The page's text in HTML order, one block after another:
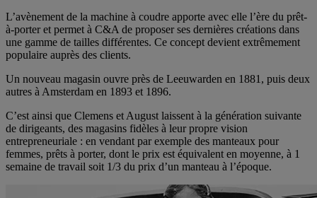
L’avènement de la machine à coudre apporte avec elle l’ère du prêt-
à-porter et permet à C&A de proposer ses dernières créations dans
une gamme de tailles différentes. Ce concept devient extrêmement
populaire auprès des clients.
Un nouveau magasin ouvre près de Leeuwarden en 1881, puis deux
autres à Amsterdam en 1893 et 1896.
C’est ainsi que Clemens et August laissent à la génération suivante
de dirigeants, des magasins fidèles à leur propre vision
entrepreneuriale : en vendant par exemple des manteaux pour
femmes, prêts à porter, dont le prix est équivalent en moyenne, à 1
semaine de travail soit 1/3 du prix d’un manteau à l’époque.